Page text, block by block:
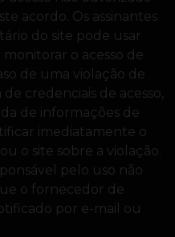
acordo. Os assinantes
do site pode usar
o acesso de
de uma violação de
credenciais de acesso,
de informações de
imediatamente o
o site sobre a violação.
pelo uso não
o fornecedor de
por e-mail ou